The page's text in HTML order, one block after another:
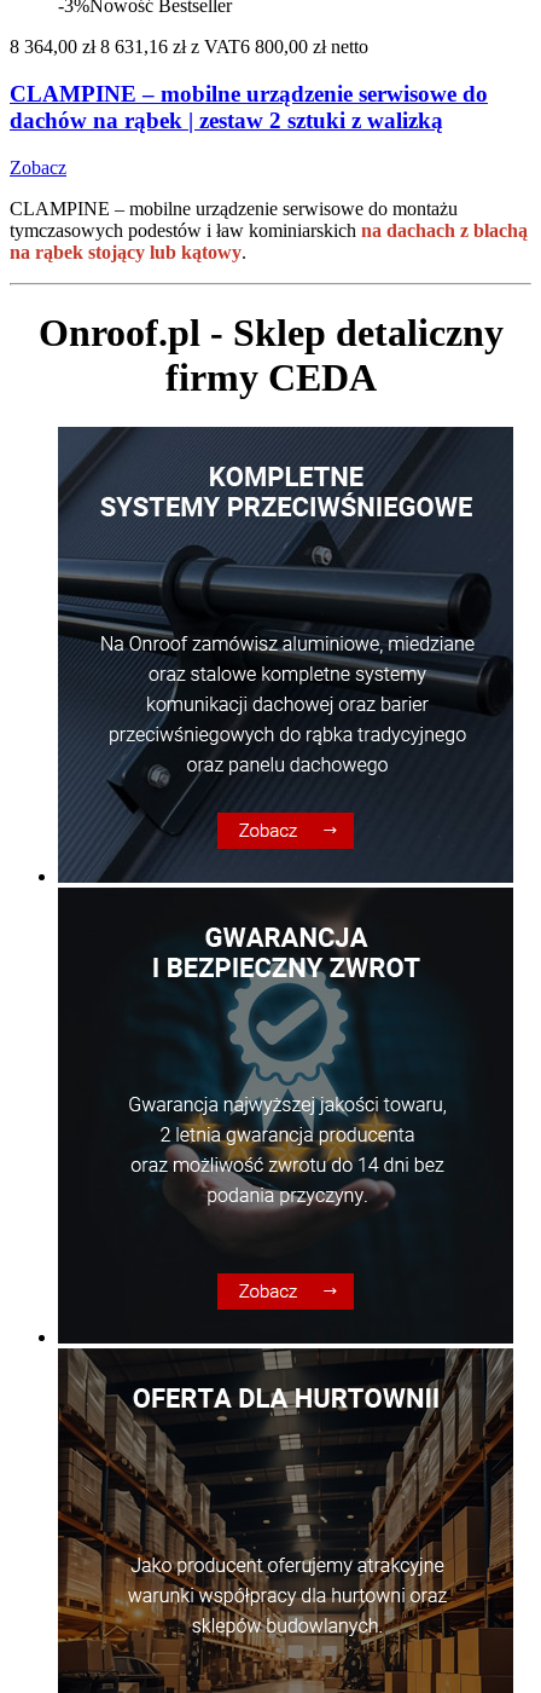
-3%Nowość Bestseller
8 364,00 zł 8 631,16 zł z VAT6 800,00 zł netto
CLAMPINE – mobilne urządzenie serwisowe do
dachów na rąbek | zestaw 2 sztuki z walizką
Zobacz
CLAMPINE – mobilne urządzenie serwisowe do montażu
tymczasowych podestów i ław kominiarskich na dachach z blachą
na rąbek stojący lub kątowy.
Onroof.pl - Sklep detaliczny
firmy CEDA